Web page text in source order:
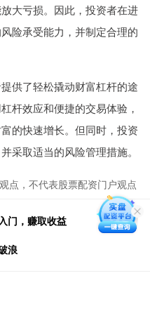
大亏损。因此，投资者在进
险承受能力，并制定合理的
供了轻松撬动财富杠杆的途
杆效应和便捷的交易体验，
的快速增长。但同时，投资
采取适当的风险管理措施。
点，不代表股票配资门户观点
门，赚取收益
浪